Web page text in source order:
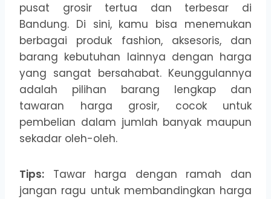
pusat grosir tertua dan terbesar di
Bandung. Di sini, kamu bisa menemukan
berbagai produk fashion, aksesoris, dan
barang kebutuhan lainnya dengan harga
yang sangat bersahabat. Keunggulannya
adalah pilihan barang lengkap dan
tawaran harga grosir, cocok untuk
pembelian dalam jumlah banyak maupun
sekadar oleh-oleh.
Tips: Tawar harga dengan ramah dan
jangan ragu untuk membandingkan harga